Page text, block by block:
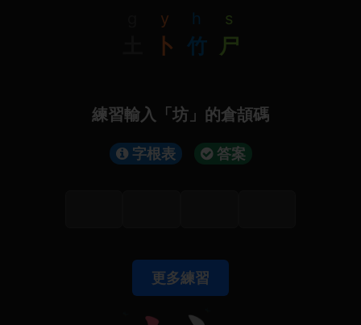
y
卜
h
竹
s
尸
練習輸入「坊」的倉頡碼
字根表 答案
更多練習